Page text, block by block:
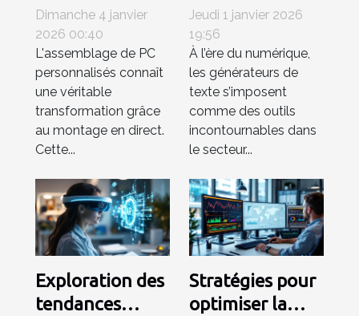
direct
révolutionne
l'assemblage
des PC
personnalisés ?
Dimanche 4 janvier
2026 00:40
L'assemblage de PC
personnalisés connaît
une véritable
transformation grâce
au montage en direct.
Cette...
pratiques des
générateurs de
texte dans
l'éducation
Jeudi 1 janvier 2026
19:56
À l’ère du numérique,
les générateurs de
texte s’imposent
comme des outils
incontournables dans
le secteur...
Exploration des
tendances
Stratégies pour
optimiser la